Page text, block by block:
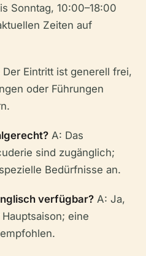
Sonntag, 10:00–18:00
Zeiten auf
Der Eintritt ist generell frei,
oder Führungen
A: Das
sind zugänglich;
Bedürfnisse an.
verfügbar? A: Ja,
eine